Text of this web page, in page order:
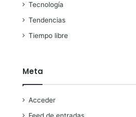
Tecnología
Tendencias
Tiempo libre
Meta
Acceder